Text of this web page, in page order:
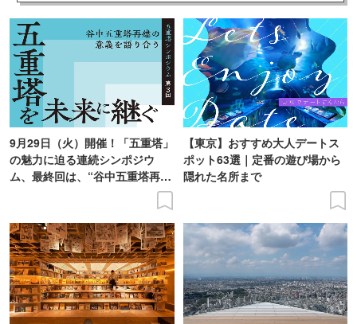
9月29日（火）開催！「五重塔」
の魅力に迫る連続シンポジウ
ム、最終回は、“谷中五重塔再建
【東京】おすすめ大人デートス
ポット63選｜定番の遊び場から
隠れた名所まで